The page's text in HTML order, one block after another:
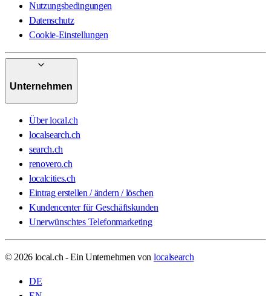
Nutzungsbedingungen
Datenschutz
Cookie-Einstellungen
Unternehmen
Über local.ch
localsearch.ch
search.ch
renovero.ch
localcities.ch
Eintrag erstellen / ändern / löschen
Kundencenter für Geschäftskunden
Unerwünschtes Telefonmarketing
© 2026 local.ch - Ein Unternehmen von localsearch
DE